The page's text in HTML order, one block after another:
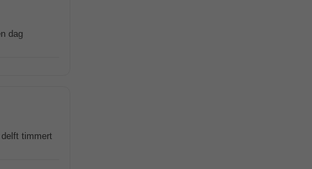
dag
timmert